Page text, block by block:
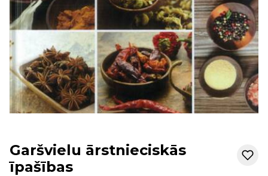
Garšvielu ārstnieciskās
īpašības